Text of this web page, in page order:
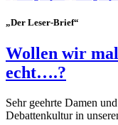
„Der Leser-Brief“
Wollen wir
echt….?
Sehr geehrte Damen
Debattenkultur in